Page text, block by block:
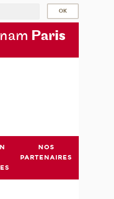
Paris
NOS
PARTENAIRES